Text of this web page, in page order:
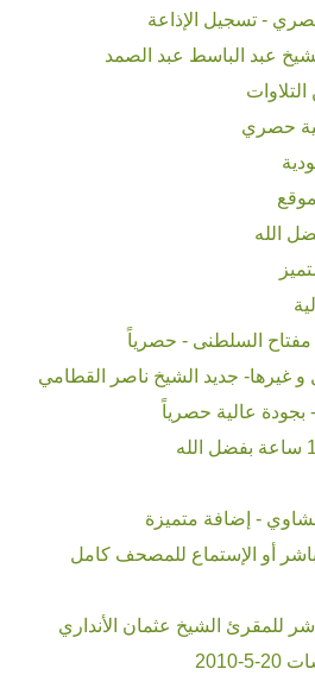
- تسجيل الإذاعة
حصري
الله
السلطنى - حصرياً
غيرها- جديد الشيخ ناصر القطامي
عالية حصرياً
- إضافة متميزة
أو الإستماع للمصحف كامل
للمقرئ الشيخ عثمان الأنداري